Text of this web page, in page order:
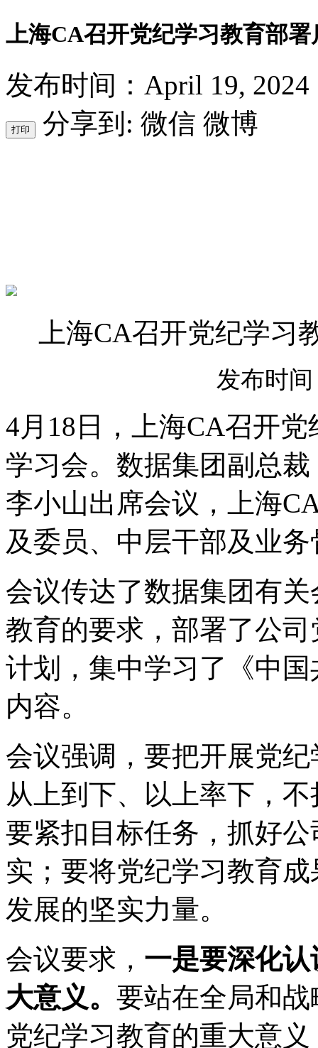
上海CA召开党纪学习教育部
发布时间：April 19, 2024
分享到: 微信 微博
上海CA召开党纪学
发布时间
4月18日，上海CA召开
学习会。数据集团副总
李小山出席会议，上海
及委员、中层干部及业
会议传达了数据集团有
教育的要求，部署了公
计划，集中学习了《中
内容。
会议强调，要把开展党
从上到下、以上率下，
要紧扣目标任务，抓好
实；要将党纪学习教育
发展的坚实力量。
会议要求， 一是要深化
大意义。 要站在全局和
党纪学习教育的重大意